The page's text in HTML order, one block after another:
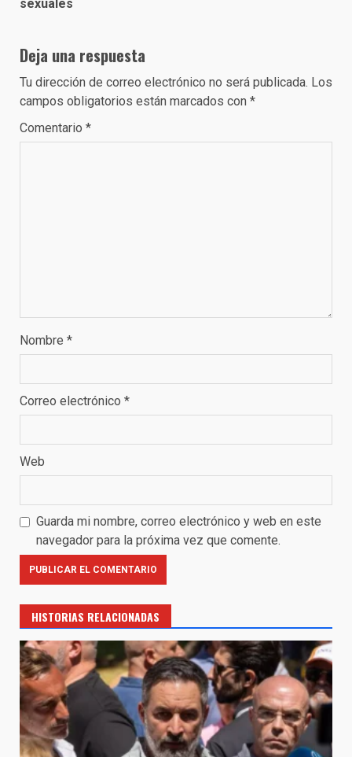
sexuales
Deja una respuesta
Tu dirección de correo electrónico no será publicada. Los
campos obligatorios están marcados con *
Comentario *
Nombre *
Correo electrónico *
Web
Guarda mi nombre, correo electrónico y web en este
navegador para la próxima vez que comente.
HISTORIAS RELACIONADAS